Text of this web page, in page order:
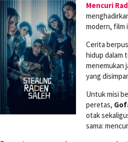
Mencuri
modern, film
Cerita
hidup dalam
menemukan
yang
Untuk misi
peretas,
otak
sama: